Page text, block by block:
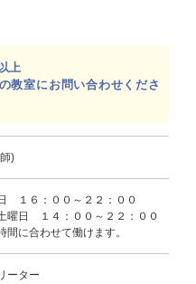
上
教室にお問い合わせくださ
)
１６：００～２２：００
曜日 １４：００～２２：００
に合わせて働けます。
ーター